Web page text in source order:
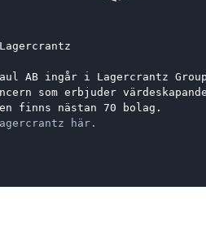
AB ingår i Lagercrantz
som erbjuder
finns nästan 70 bolag.
här.